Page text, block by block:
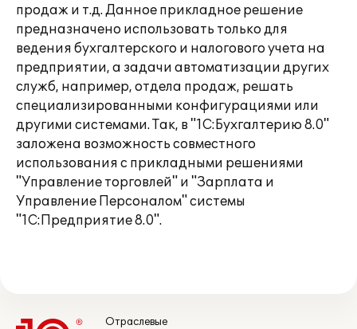
продаж и т.д. Данное прикладное решение
предназначено использовать только для
ведения бухгалтерского и налогового учета на
предприятии, а задачи автоматизации других
служб, например, отдела продаж, решать
специализированными конфигурациями или
другими системами. Так, в "1С:Бухгалтерию 8.0"
заложена возможность совместного
использования с прикладными решениями
"Управление торговлей" и "Зарплата и
Управление Персоналом" системы
"1С:Предприятие 8.0".
Отраслевые